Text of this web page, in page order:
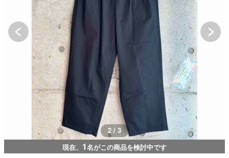
3 / 3
現在、 1名がこの商品を検討中です